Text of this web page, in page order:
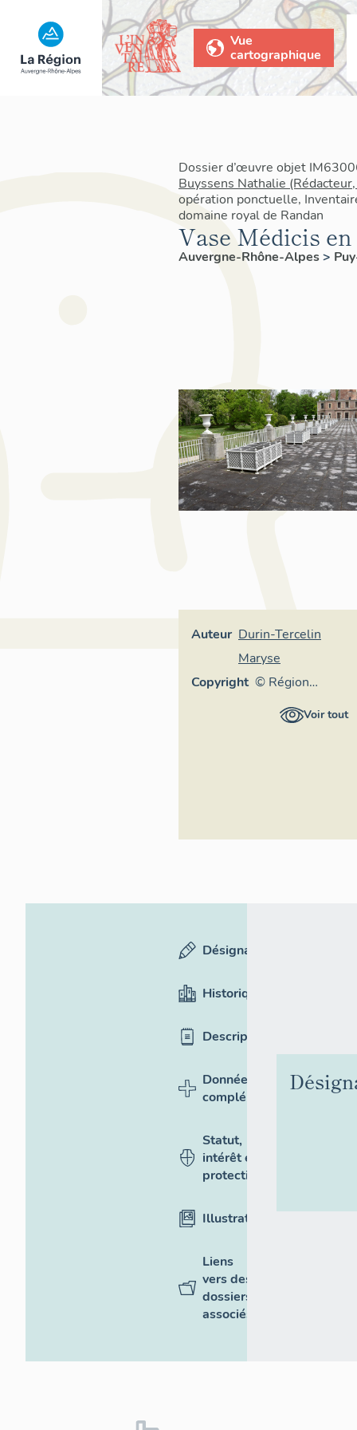
Vue
cartographique
Dossier d’œuvre objet
Buyssens Nathalie
opération ponctuelle,
domaine royal de Randan
Vase Médicis
Auvergne-Rhône-Alpes>
Auteur Durin-Tercelin
Maryse
Copyright © Région
Auvergne-Voir tout
Désignation
Historique
Description
Données
complémentaires
Statut,
intérêt et
protection
Illustrations
Liens
vers des
dossiers
associés